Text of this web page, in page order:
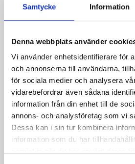
Samtycke Information
Denna webbplats använder
Vi använder enhetsidentifierare för
och annonserna till användarna,
för sociala medier och analysera
vidarebefordrar även sådana
information från din enhet till de
annons- och analysföretag som vi
Dessa kan i sin tur kombinera
information som du har
på
Facebook
på
Twitter
på
Pinterest
e-
ut